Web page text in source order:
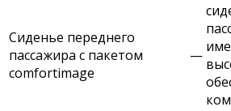
Сиденье переднего
пассажира с пакетом
comfortimage
—